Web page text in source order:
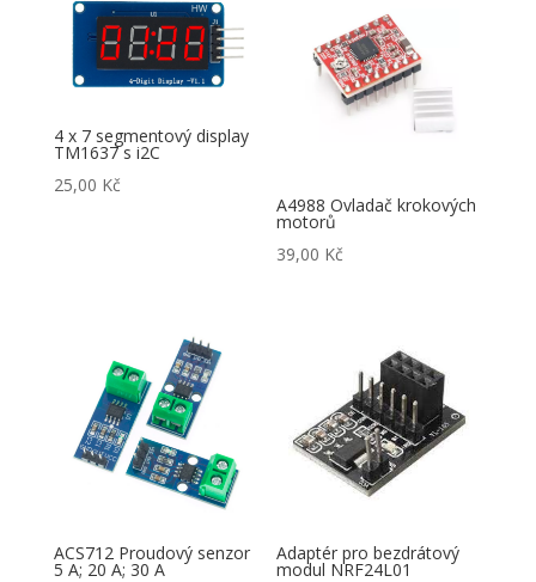
4 x 7 segmentový display
TM1637 s i2C
25,00 Kč
A4988 Ovladač krokových
motorů
39,00 Kč
ACS712 Proudový senzor
5 A; 20 A; 30 A
Adaptér pro bezdrátový
modul NRF24L01